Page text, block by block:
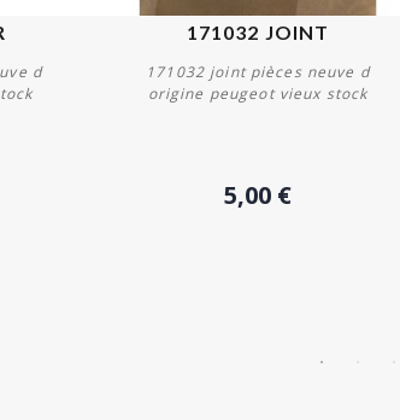
d
171032 JOINT
171032 joint pièces neuve d
origine peugeot vieux stock
5,00 €